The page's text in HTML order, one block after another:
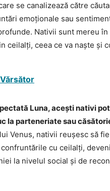
se canalizează către
emoționale sau
Nativii sunt mereu
ceilalți, ceea ce va naște și
Luna, acești nativi
la parteneriate sau
Venus, nativii reușesc să
cu ceilalți,
la nivelul social și de